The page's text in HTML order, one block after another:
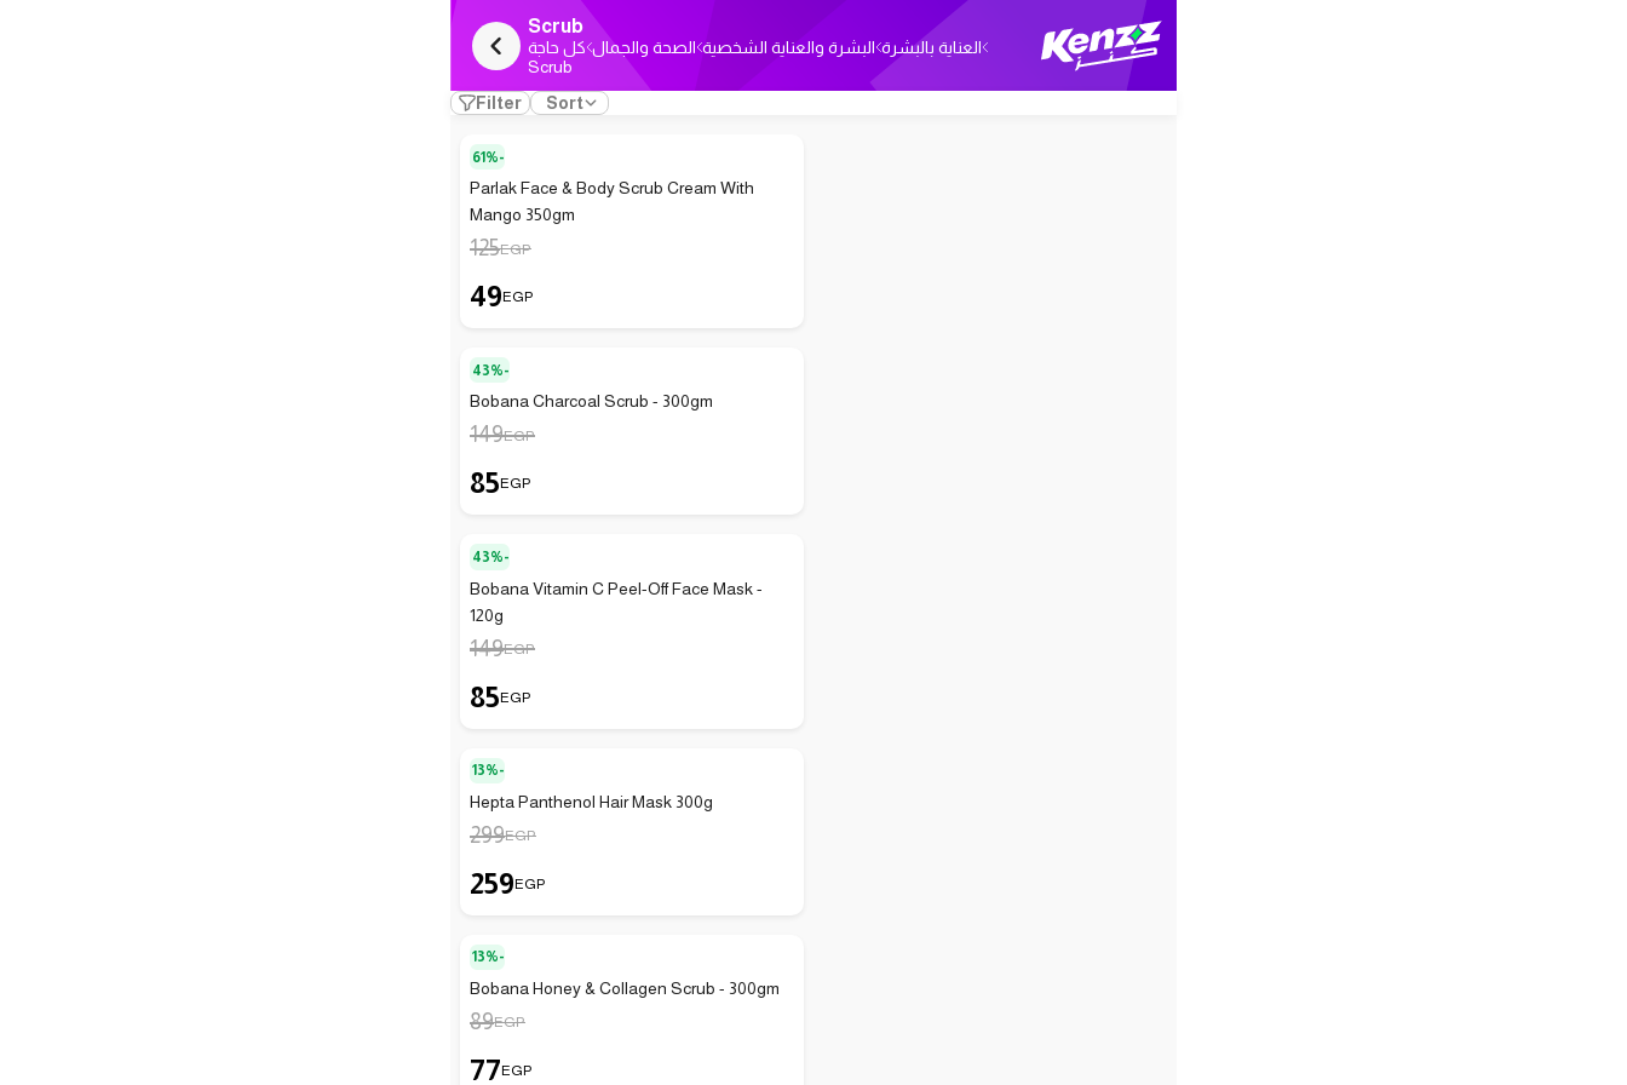
Scrub
كل حاجة الصحة والجمال البشرة والعناية الشخصية العناية بالبشرة
Scrub
Filter
Sort
61%-
Parlak Face & Body Scrub Cream With
Mango 350gm
125EGP
49EGP
43%-
Bobana Charcoal Scrub - 300gm
149EGP
85EGP
43%-
Bobana Vitamin C Peel-Off Face Mask -
120g
149EGP
85EGP
13%-
Hepta Panthenol Hair Mask 300g
299EGP
259EGP
13%-
Bobana Honey & Collagen Scrub - 300gm
89EGP
77EGP